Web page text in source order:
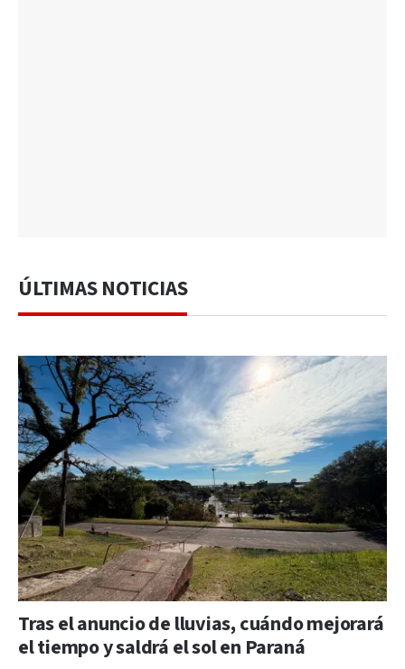
ÚLTIMAS NOTICIAS
Tras el anuncio de lluvias, cuándo mejorará
el tiempo y saldrá el sol en Paraná